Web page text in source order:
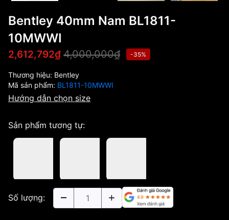
Bentley 40mm Nam BL1811-
10MWWI
2,612,792₫ 4,000,000₫ -35%
Thương hiệu: Bentley
Mã sản phẩm: BL1811-10MWWI
Hướng dẫn chọn size
Sản phẩm tương tự:
Số lượng: